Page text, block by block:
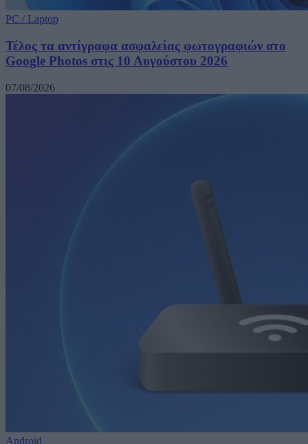
PC / Laptop
Τέλος τα αντίγραφα ασφαλείας φωτογραφιών στο
Google Photos στις 10 Αυγούστου 2026
07/08/2026
Android